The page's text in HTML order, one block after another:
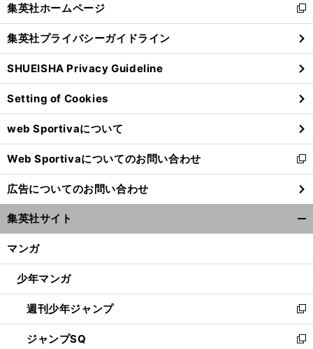
閉
る
集英社ホームページ
新
し
い
ウ
ィ
ン
ド
ウ
で
開
く
集英社プライバシーガイドライン
SHUEISHA Privacy Guideline
Setting of Cookies
web Sportivaについて
Web Sportivaについてのお問い合わせ
新
し
い
ウ
ィ
ン
ウ
開
く
広告についてのお問い合わせ
集英社サイト
マンガ
少年マンガ
週刊少年ジャンプ
新
し
い
ジャンプSQ
新